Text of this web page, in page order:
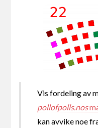
Vis fordeling av
pollofpolls.nos
kan avvike noe